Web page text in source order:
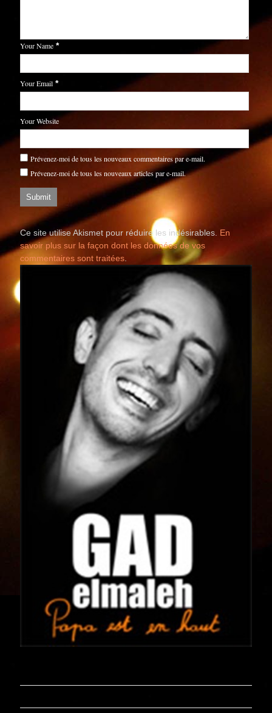
Your Name *
Your Email *
Your Website
Prévenez-moi de tous les nouveaux commentaires par e-mail.
Prévenez-moi de tous les nouveaux articles par e-mail.
Ce site utilise Akismet pour réduire les indésirables. En
savoir plus sur la façon dont les données de vos
commentaires sont traitées.